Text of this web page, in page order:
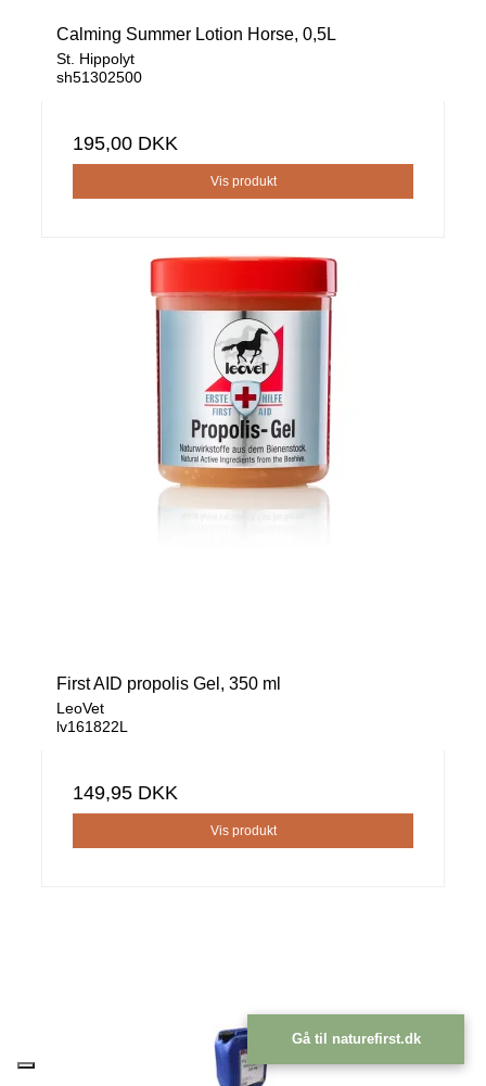
Gå til naturefirst.dk
Calming Summer Lotion Horse, 0,5L
St. Hippolyt
sh51302500
195,00 DKK
Vis produkt
First AID propolis Gel, 350 ml
LeoVet
lv161822L
149,95 DKK
Vis produkt